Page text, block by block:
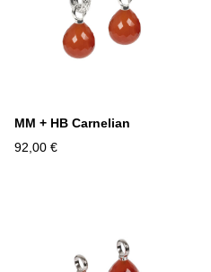
MM + HB Carnelian
92,00 €